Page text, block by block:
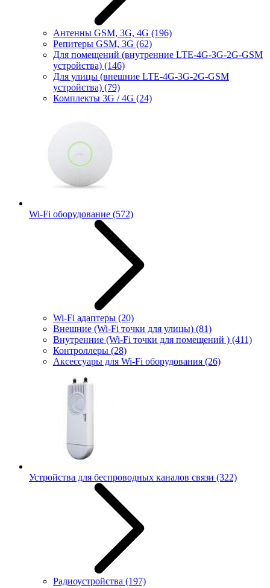
Антенны GSM, 3G, 4G (196)
Репитеры GSM, 3G (62)
Для помещений (внутренние LTE-4G-3G-2G-GSM
устройства) (146)
Для улицы (внешние LTE-4G-3G-2G-GSM
устройства) (79)
Комплекты 3G / 4G (24)
Wi-Fi оборудование (572)
Wi-Fi адаптеры (20)
Внешние (Wi-Fi точки для улицы) (81)
Внутренние (Wi-Fi точки для помещений ) (411)
Контроллеры (28)
Аксессуары для Wi-Fi оборудования (26)
Устройства для беспроводных каналов связи (322)
Радиоустройства (197)